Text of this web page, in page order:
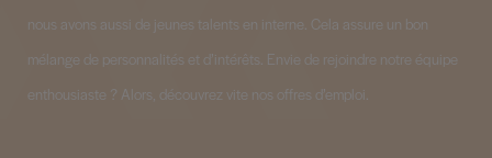
nous avons aussi de jeunes talents en interne. Cela assure un bon
mélange de personnalités et d’intérêts. Envie de rejoindre notre équipe
enthousiaste ? Alors, découvrez vite nos offres d’emploi.